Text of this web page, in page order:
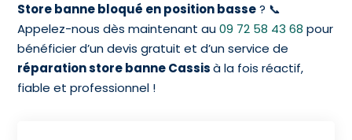
Store banne bloqué en position basse? 📞
Appelez-nous dès maintenant au09 72 58 43 68 pour
bénéficier d’un devis gratuit et d’un service de
réparation store banne Cassisà la fois réactif,
fiable et professionnel !